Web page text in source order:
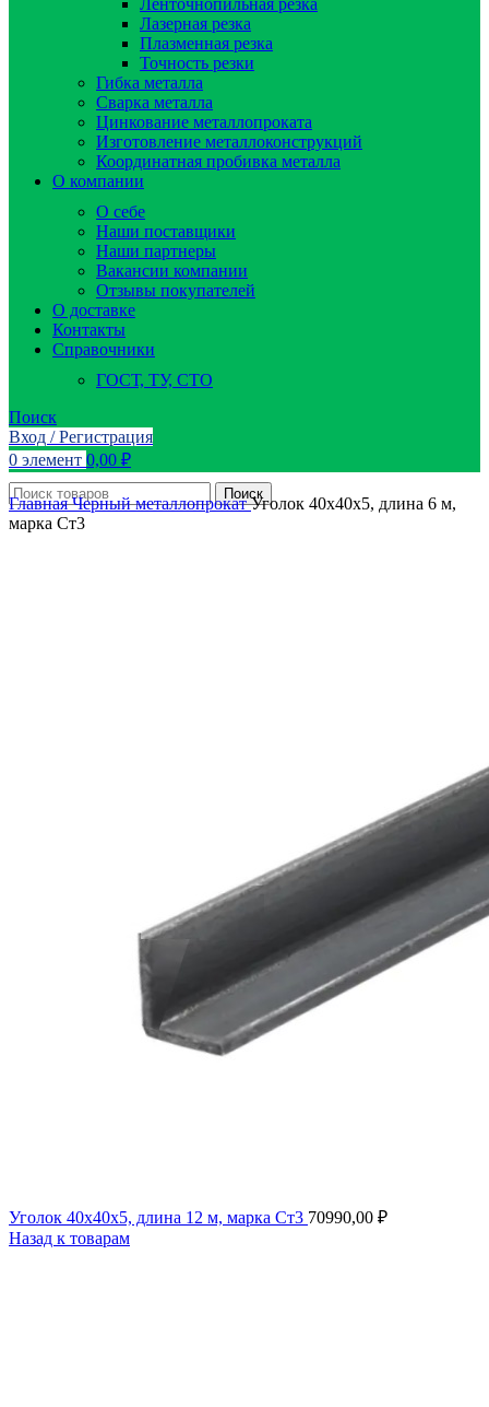
Лазерная резка
Плазменная резка
Точность резки
Гибка металла
Сварка металла
Цинкование металлопроката
Изготовление металлоконструкций
Координатная пробивка металла
О компании
О себе
Наши поставщики
Наши партнеры
Вакансии компании
Отзывы покупателей
О доставке
Контакты
Справочники
ГОСТ, ТУ, СТО
Поиск
Вход / Регистрация
0 элемент 0,00 ₽
Поиск
ГлавнаяЧерный металлопрокатУголок 40х40х5, длина 6 м,
марка Ст3
Уголок 40х40х5, длина 12 м, марка Ст3 70990,00 ₽
Назад к товарам